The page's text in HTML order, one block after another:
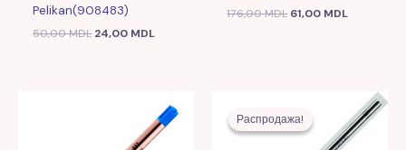
Pelikan(908483)
50,00MDL 24,00 MDL
176,00MDL 61,00 MDL
Распродажа!
Распродажа!
Первоначальная
цена
составляла
42,00 MDL.
Текущая
цена:
16,00 MDL.